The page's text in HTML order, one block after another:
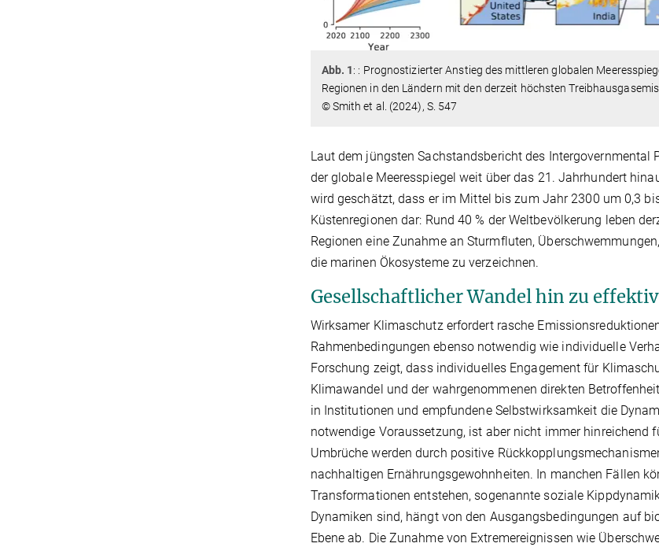
Abb. 1: : Prognostizierter Anstieg des mittleren globalen
Regionen in den Ländern mit den derzeit höchsten
© Smith et al. (2024), S. 547
Laut dem jüngsten Sachstandsbericht des Intergovernmental
der globale Meeresspiegel weit über das 21. Jahrhundert
wird geschätzt, dass er im Mittel bis zum Jahr 2300 um 0,3
Küstenregionen dar: Rund 40 % der Weltbevölkerung leben
Regionen eine Zunahme an Sturmfluten,
die marinen Ökosysteme zu verzeichnen.
Gesellschaftlicher Wandel hin zu
Wirksamer Klimaschutz erfordert rasche
Rahmenbedingungen ebenso notwendig wie individuelle
Forschung zeigt, dass individuelles Engagement für
Klimawandel und der wahrgenommenen direkten
in Institutionen und empfundene Selbstwirksamkeit die
notwendige Voraussetzung, ist aber nicht immer hinreichend
Umbrüche werden durch positive
nachhaltigen Ernährungsgewohnheiten. In manchen Fällen
Transformationen entstehen, sogenannte soziale
Dynamiken sind, hängt von den Ausgangsbedingungen auf
Ebene ab. Die Zunahme von Extremereignissen wie